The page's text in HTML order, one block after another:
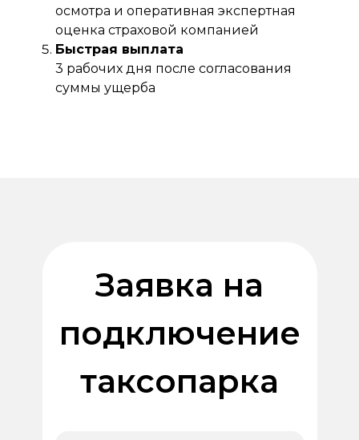
осмотра и оперативная экспертная
оценка страховой компанией
Быстрая выплата
3 рабочих дня после согласования
суммы ущерба
Заявка на
подключение
таксопарка